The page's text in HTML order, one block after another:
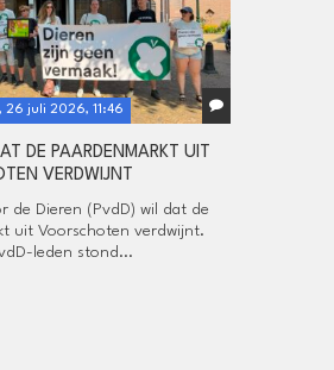
26 juli 2026, 11:46
DE PAARDENMARKT UIT
VERDWIJNT
de Dieren (PvdD) wil dat de
uit Voorschoten verdwijnt.
leden stond...